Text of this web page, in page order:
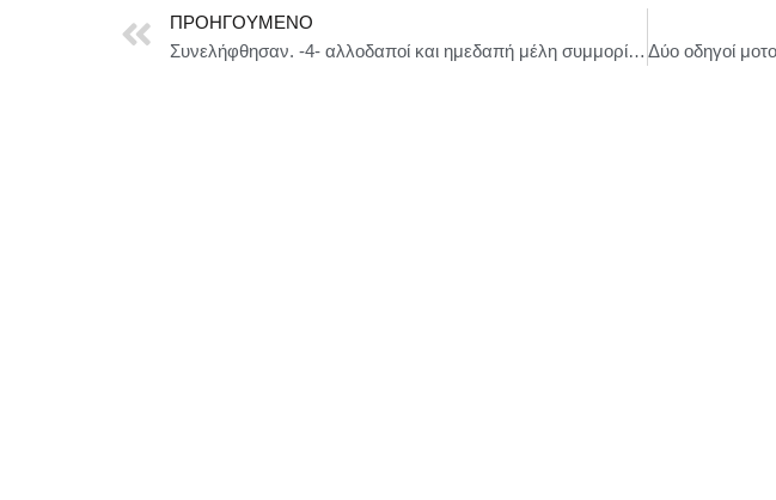
ΠΡΟΗΓΟΎΜΕΝΟ
Συνελήφθησαν. -4- αλλοδαποί και ημεδαπή μέλη συμμορίας που διακινούσε ναρκωτικά στο Λόφο Στρέφη έχοντας ως ορμητήριο διαμέρισμα στην περιοχή των Εξαρχείων